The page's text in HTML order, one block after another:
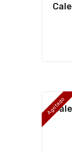
Agotado